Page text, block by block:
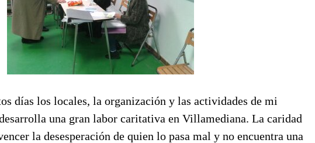
días los locales, la organización y las actividades de mi
una gran labor caritativa en Villamediana. La caridad
la desesperación de quien lo pasa mal y no encuentra una